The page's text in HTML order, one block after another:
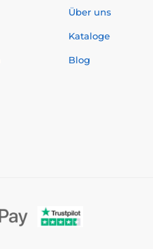
Über uns
Kataloge
Blog